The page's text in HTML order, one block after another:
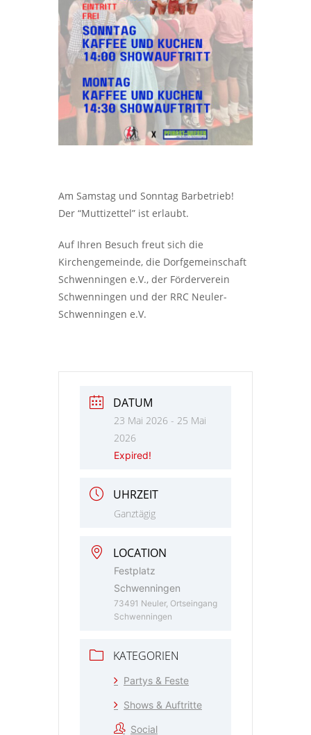
Am Samstag und Sonntag Barbetrieb!
Der “Muttizettel” ist erlaubt.
Auf Ihren Besuch freut sich die
Kirchengemeinde, die Dorfgemeinschaft
Schwenningen e.V., der Förderverein
Schwenningen und der RRC Neuler-
Schwenningen e.V.
DATUM
23 Mai 2026 - 25 Mai
2026
Expired!
UHRZEIT
Ganztägig
LOCATION
Festplatz
Schwenningen
73491 Neuler, Ortseingang
Schwenningen
KATEGORIEN
Partys & Feste
Shows & Auftritte
Social